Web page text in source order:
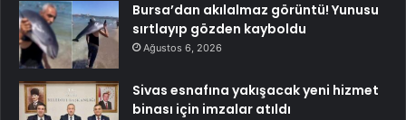
Bursa’dan akılalmaz görüntü! Yunusu
sırtlayıp gözden kayboldu
Ağustos 6, 2026
Sivas esnafına yakışacak yeni hizmet
binası için imzalar atıldı